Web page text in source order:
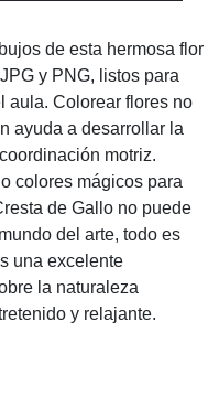
de esta hermosa flor
y PNG, listos para
aula. Colorear flores no
ayuda a desarrollar la
motriz.
colores mágicos para
de Gallo no puede
del arte, todo es
una excelente
la naturaleza
y relajante.